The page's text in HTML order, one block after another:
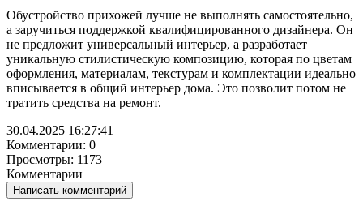
Обустройство прихожей лучше не выполнять самостоятельно,
а заручиться поддержкой квалифицированного дизайнера. Он
не предложит универсальный интерьер, а разработает
уникальную стилистическую композицию, которая по цветам
оформления, материалам, текстурам и комплектации идеально
вписывается в общий интерьер дома. Это позволит потом не
тратить средства на ремонт.
30.04.2025 16:27:41
Комментарии: 0
Просмотры: 1173
Комментарии
Написать комментарий